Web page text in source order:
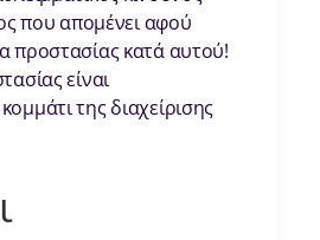
που απομένει αφού
προστασίας κατά αυτού!
είναι
της διαχείρισης